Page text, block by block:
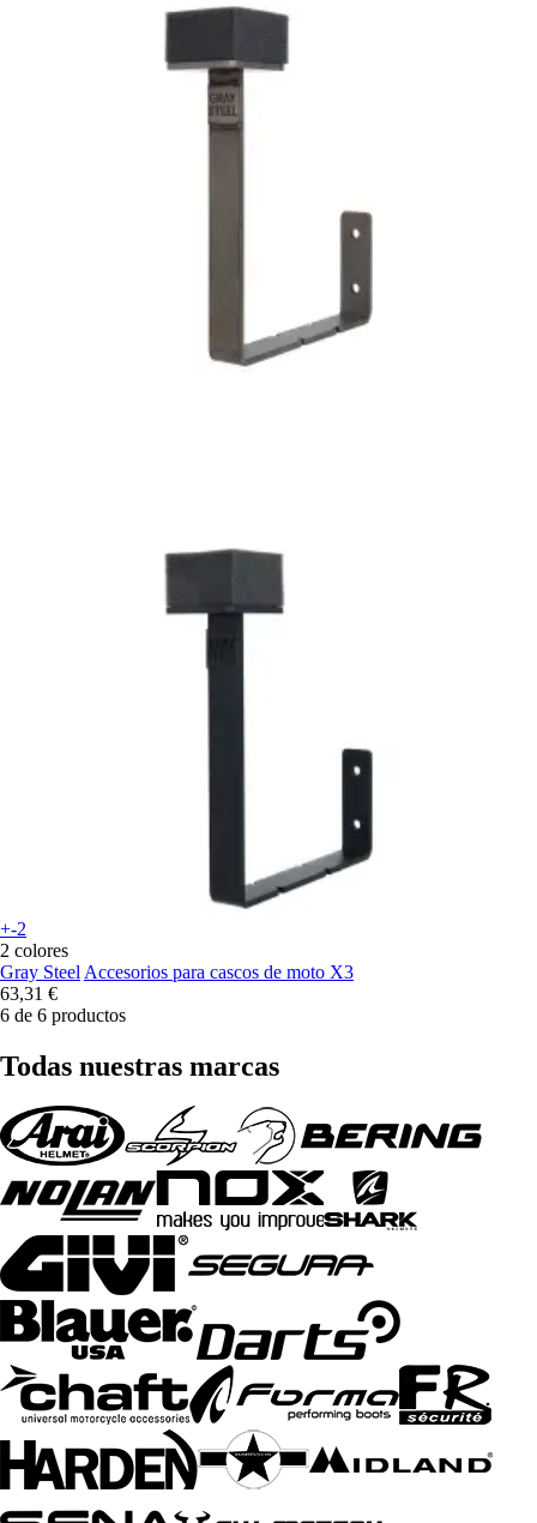
+-2
2 colores
Gray Steel Accesorios para cascos de moto X3
63,31 €
6 de 6 productos
Todas nuestras marcas